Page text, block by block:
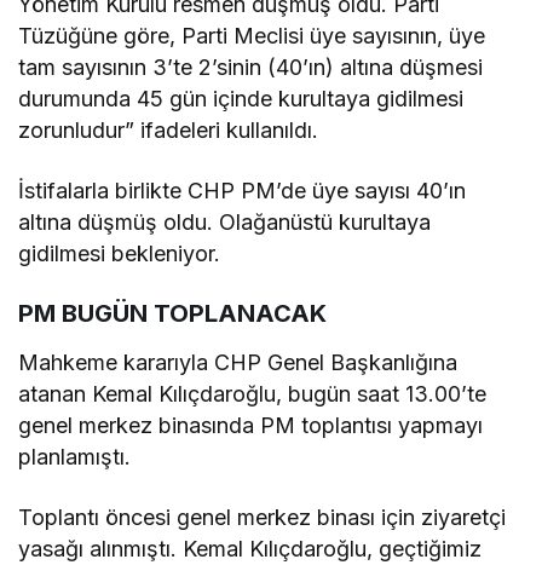
Tüzüğüne göre, Parti Meclisi üye sayısının, üye
tam sayısının 3’te 2’sinin (40’ın) altına düşmesi
durumunda 45 gün içinde kurultaya gidilmesi
zorunludur” ifadeleri kullanıldı.
İstifalarla birlikte CHP PM’de üye sayısı 40’ın
altına düşmüş oldu. Olağanüstü kurultaya
gidilmesi bekleniyor.
PM BUGÜN TOPLANACAK
Mahkeme kararıyla CHP Genel Başkanlığına
atanan Kemal Kılıçdaroğlu, bugün saat 13.00’te
genel merkez binasında PM toplantısı yapmayı
planlamıştı.
Toplantı öncesi genel merkez binası için ziyaretçi
yasağı alınmıştı. Kemal Kılıçdaroğlu, geçtiğimiz